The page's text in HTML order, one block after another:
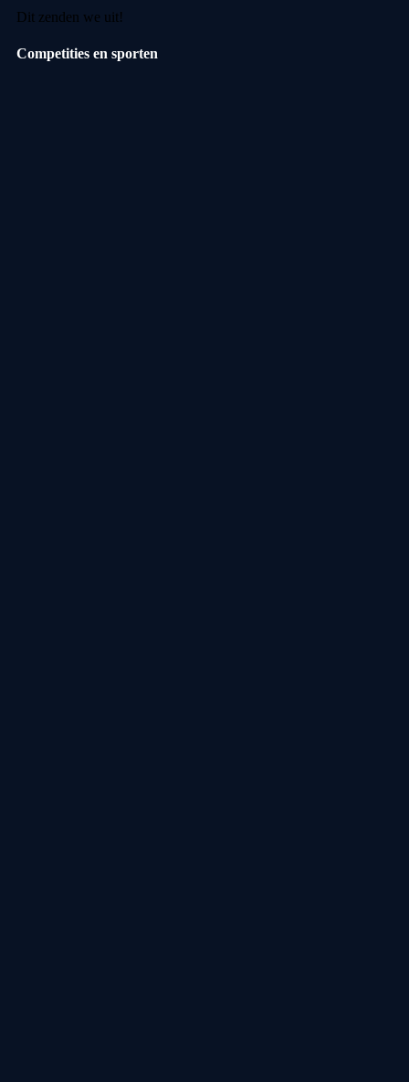
Dit zenden we uit!
Competities en sporten